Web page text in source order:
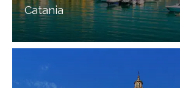
Catania